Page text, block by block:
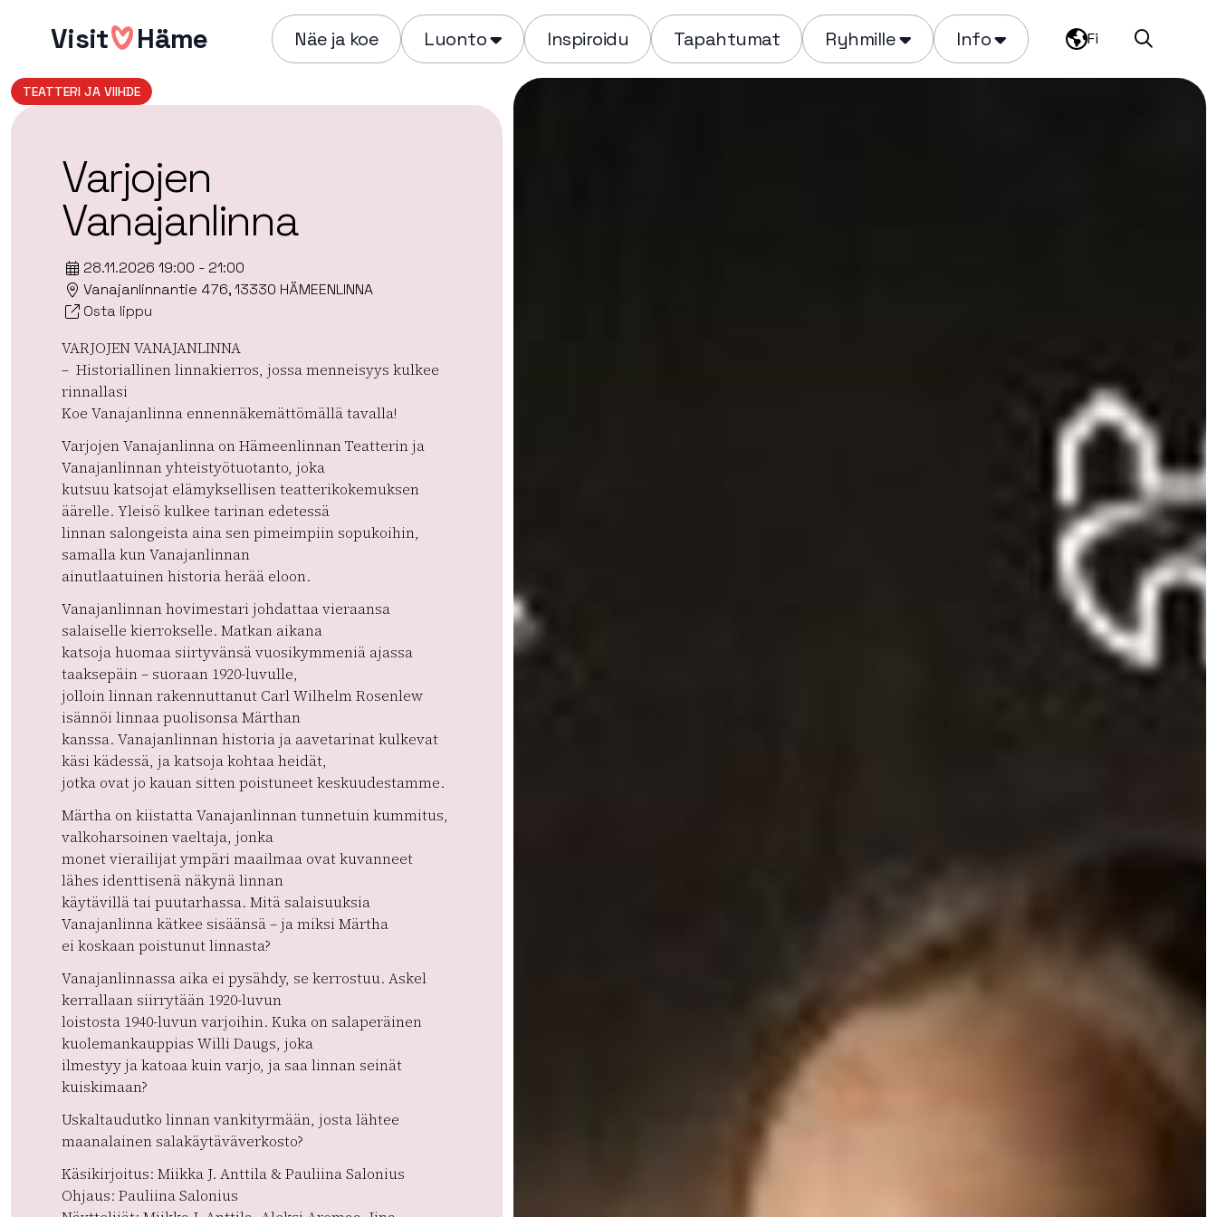
sisältöönVisit Häme Näe ja koe Luonto Inspiroidu Tapahtumat Ryhmille Info Fi Haku
TEATTERI JA VIIHDE
Varjojen
Vanajanlinna
28.11.2026 19:00 - 21:00
Vanajanlinnantie 476, 13330 HÄMEENLINNA
Osta lippu
VARJOJEN VANAJANLINNA
– Historiallinen linnakierros, jossa menneisyys kulkee
rinnallasi
Koe Vanajanlinna ennennäkemättömällä tavalla!
Varjojen Vanajanlinna on Hämeenlinnan Teatterin ja
Vanajanlinnan yhteistyötuotanto, joka
kutsuu katsojat elämyksellisen teatterikokemuksen
äärelle. Yleisö kulkee tarinan edetessä
linnan salongeista aina sen pimeimpiin sopukoihin,
samalla kun Vanajanlinnan
ainutlaatuinen historia herää eloon.
Vanajanlinnan hovimestari johdattaa vieraansa
salaiselle kierrokselle. Matkan aikana
katsoja huomaa siirtyvänsä vuosikymmeniä ajassa
taaksepäin – suoraan 1920-luvulle,
jolloin linnan rakennuttanut Carl Wilhelm Rosenlew
isännöi linnaa puolisonsa Märthan
kanssa. Vanajanlinnan historia ja aavetarinat kulkevat
käsi kädessä, ja katsoja kohtaa heidät,
jotka ovat jo kauan sitten poistuneet keskuudestamme.
Märtha on kiistatta Vanajanlinnan tunnetuin kummitus,
valkoharsoinen vaeltaja, jonka
monet vierailijat ympäri maailmaa ovat kuvanneet
lähes identtisenä näkynä linnan
käytävillä tai puutarhassa. Mitä salaisuuksia
Vanajanlinna kätkee sisäänsä – ja miksi Märtha
ei koskaan poistunut linnasta?
Vanajanlinnassa aika ei pysähdy, se kerrostuu. Askel
kerrallaan siirrytään 1920-luvun
loistosta 1940-luvun varjoihin. Kuka on salaperäinen
kuolemankauppias Willi Daugs, joka
ilmestyy ja katoaa kuin varjo, ja saa linnan seinät
kuiskimaan?
Uskaltaudutko linnan vankityrmään, josta lähtee
maanalainen salakäytäväverkosto?
Käsikirjoitus: Miikka J. Anttila & Pauliina Salonius
Ohjaus: Pauliina Salonius